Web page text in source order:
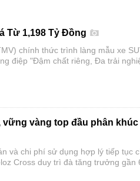
Từ 1,198 Tỷ Đồng
chính thức trình làng mẫu xe
điệp "Đậm chất riêng, Đa trải
vững vàng top đầu phân khúc
và chi phí sử dụng hợp lý tiếp tục
Cross duy trì đà tăng trưởng gần